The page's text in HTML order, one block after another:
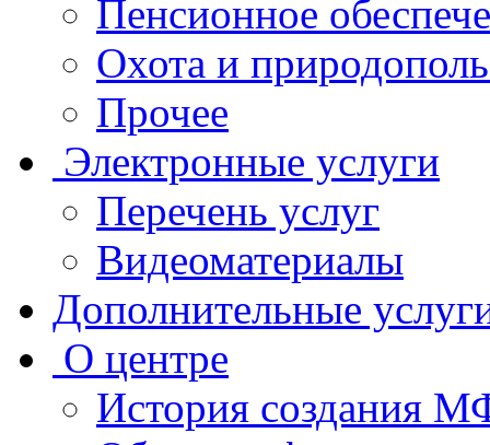
Пенсионное
Охота и
Прочее
Электронные услуги
Перечень услуг
Видеоматериалы
Дополнительные
О центре
История создания